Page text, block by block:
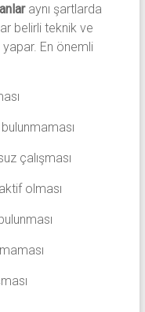
aynı şartlarda
belirli teknik ve
En önemli
çalışması
olması